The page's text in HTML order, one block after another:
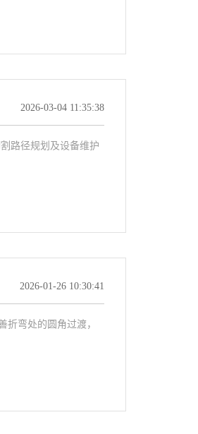
2026-03-04 11:35:38
路径规划及设备维护
2026-01-26 10:30:41
弯处的圆角过渡，